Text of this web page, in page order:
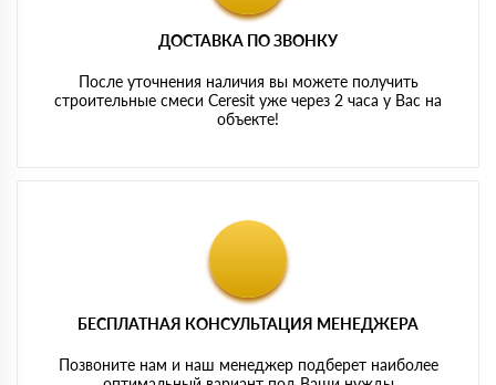
ДОСТАВКА ПО ЗВОНКУ
После уточнения наличия вы можете получить
строительные смеси Ceresit уже через 2 часа у Вас на
объекте!
БЕСПЛАТНАЯ КОНСУЛЬТАЦИЯ МЕНЕДЖЕРА
Позвоните нам и наш менеджер подберет наиболее